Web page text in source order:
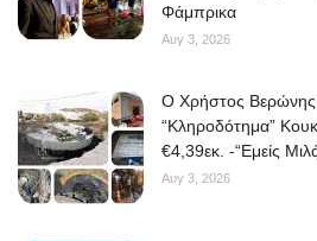
Φάμπρικα
Αυγ 3, 2026
O Χρήστος
“Κληροδότημα”
€4,39εκ. -“Εμείς
Αυγ 3, 2026